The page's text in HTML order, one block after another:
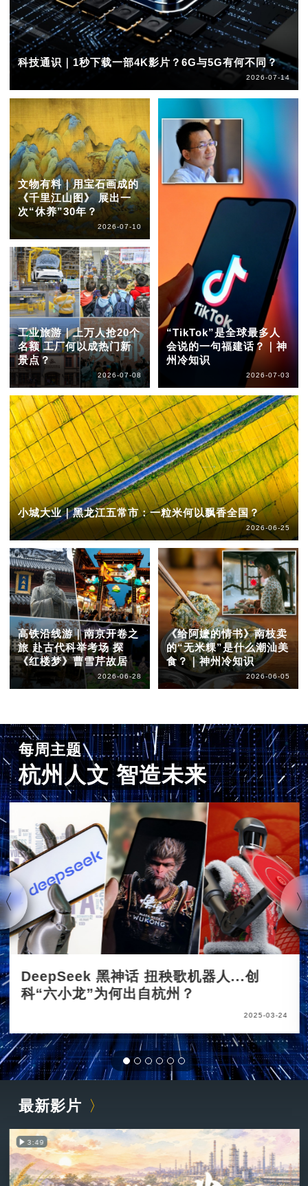
科技通识｜1秒下载一部4K影片？6G与5G有何不同？
2026-07-14
文物有料｜用宝石画成的
《千里江山图》 展出一
次“休养”30年？
2026-07-10
工业旅游｜上万人抢20个
名额 工厂何以成热门新
景点？
2026-07-08
“TikTok”是全球最多人
会说的一句福建话？｜神
州冷知识
2026-07-03
小城大业｜黑龙江五常市：一粒米何以飘香全国？
2026-06-25
高铁沿线游｜南京开卷之
旅 赴古代科举考场 探
《红楼梦》曹雪芹故居
2026-06-28
《给阿嬷的情书》南枝卖
的“无米粿”是什么潮汕美
食？｜神州冷知识
2026-06-05
每周主题
杭州人文 智造未来
DeepSeek 黑神话 扭秧歌机器人...创
科“六小龙”为何出自杭州？
2025-03-24
最新影片
3:49